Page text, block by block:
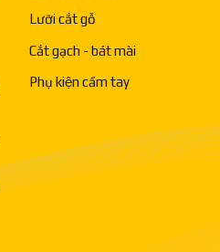
Lưỡi cắt gỗ
Cắt gạch - bát mài
Phụ kiện cầm tay